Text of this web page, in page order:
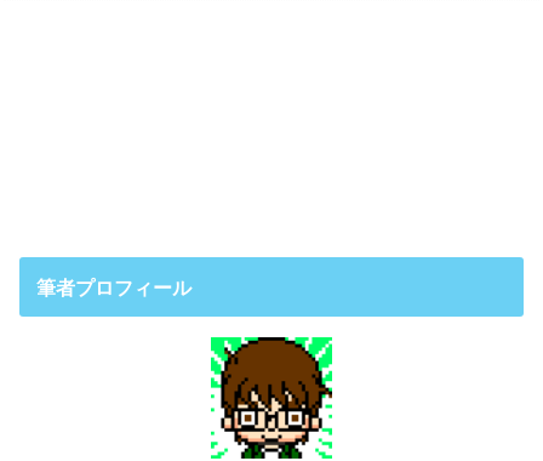
筆者プロフィール